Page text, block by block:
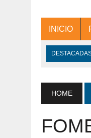
INICIO
JULIO 30,
JULIO 30,
HOME